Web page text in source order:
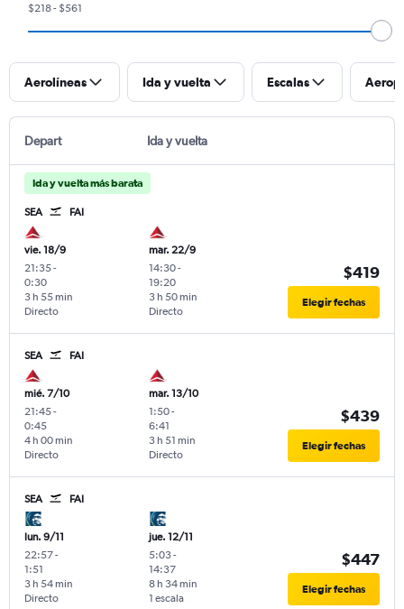
$218 - $561
Aerolíneas Ida y vuelta Escalas
Depart Ida y vuelta
Ida y vuelta más barata
SEA FAI
vie. 18/9
21:35-
0:30
Directo
3 h 55 min
mar. 22/9
14:30-
19:20
Directo
3 h 50 min
$419
Elegir fechas
SEA FAI
mié. 7/10
21:45-
0:45
Directo
4 h 00 min
mar. 13/10
1:50-
6:41
Directo
3 h 51 min
$439
Elegir fechas
SEA FAI
lun. 9/11
22:57-
1:51
Directo
3 h 54 min
jue. 12/11
5:03-
14:37
1 escala
8 h 34 min
$447
Elegir fechas